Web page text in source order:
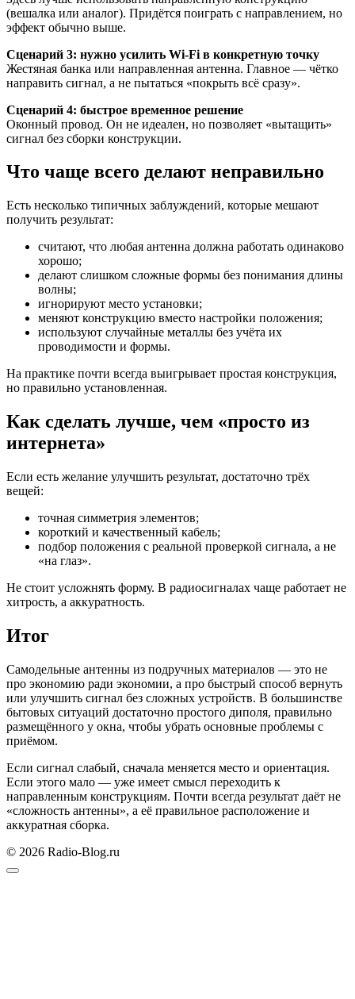
(вешалка или аналог). Придётся поиграть с направлением, но
эффект обычно выше.
Сценарий 3: нужно усилить Wi-Fi в конкретную точку
Жестяная банка или направленная антенна. Главное — чётко
направить сигнал, а не пытаться «покрыть всё сразу».
Сценарий 4: быстрое временное решение
Оконный провод. Он не идеален, но позволяет «вытащить»
сигнал без сборки конструкции.
Что чаще всего делают неправильно
Есть несколько типичных заблуждений, которые мешают
получить результат:
считают, что любая антенна должна работать одинаково
хорошо;
делают слишком сложные формы без понимания длины
волны;
игнорируют место установки;
меняют конструкцию вместо настройки положения;
используют случайные металлы без учёта их
проводимости и формы.
На практике почти всегда выигрывает простая конструкция,
но правильно установленная.
Как сделать лучше, чем «просто из
интернета»
Если есть желание улучшить результат, достаточно трёх
вещей:
точная симметрия элементов;
короткий и качественный кабель;
подбор положения с реальной проверкой сигнала, а не
«на глаз».
Не стоит усложнять форму. В радиосигналах чаще работает не
хитрость, а аккуратность.
Итог
Самодельные антенны из подручных материалов — это не
про экономию ради экономии, а про быстрый способ вернуть
или улучшить сигнал без сложных устройств. В большинстве
бытовых ситуаций достаточно простого диполя, правильно
размещённого у окна, чтобы убрать основные проблемы с
приёмом.
Если сигнал слабый, сначала меняется место и ориентация.
Если этого мало — уже имеет смысл переходить к
направленным конструкциям. Почти всегда результат даёт не
«сложность антенны», а её правильное расположение и
аккуратная сборка.
© 2026 Radio-Blog.ru